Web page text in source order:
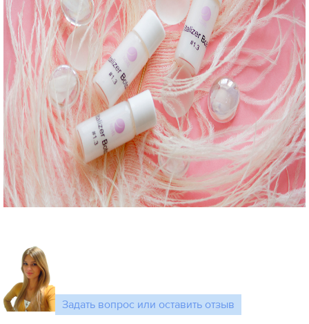
Задать вопрос или оставить отзыв